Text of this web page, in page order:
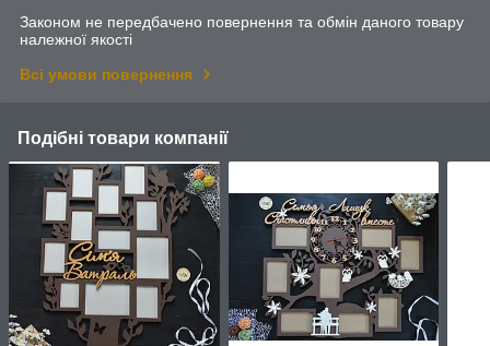
Законом не передбачено повернення та обмін даного товару
належної якості
Всі умови повернення
Подібні товари компанії